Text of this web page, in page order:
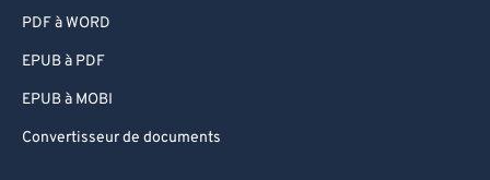
PDF à WORD
EPUB à PDF
EPUB à MOBI
Convertisseur de documents